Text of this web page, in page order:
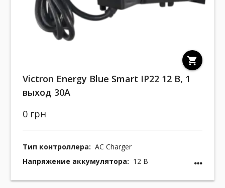
shopping_cart
Victron Energy Blue Smart IP22 12 В, 1
выход 30A
0 грн
Тип контроллера: AC Charger
Напряжение аккумулятора: 12 В